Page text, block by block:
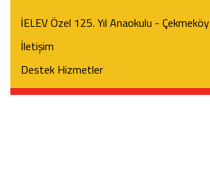
İELEV Özel 125. Yıl Anaokulu - Çekmeköy
İletişim
Destek Hizmetler